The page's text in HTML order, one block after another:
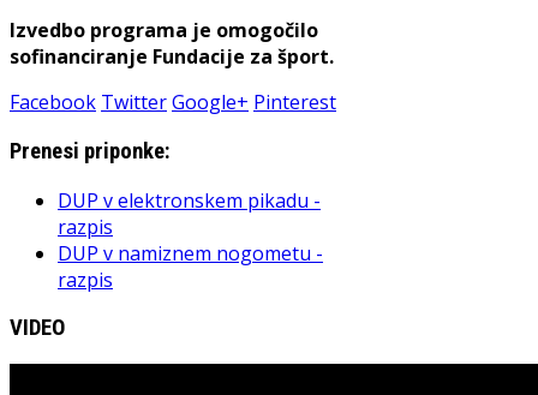
Izvedbo programa je omogočilo
sofinanciranje Fundacije za šport.
Facebook TwitterGoogle+ Pinterest
Prenesi priponke:
DUP v elektronskem pikadu -
razpis
DUP v namiznem nogometu -
razpis
VIDEO